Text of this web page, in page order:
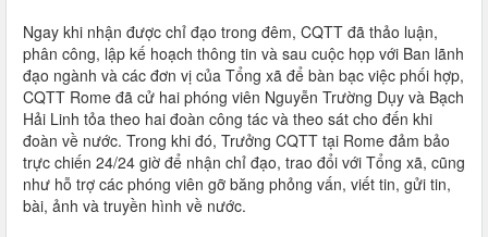
Ngay khi nhận được chỉ đạo trong đêm, CQTT đã thảo luận,
phân công, lập kế hoạch thông tin và sau cuộc họp với Ban lãnh
đạo ngành và các đơn vị của Tổng xã để bàn bạc việc phối hợp,
CQTT Rome đã cử hai phóng viên Nguyễn Trường Dụy và Bạch
Hải Linh tỏa theo hai đoàn công tác và theo sát cho đến khi
đoàn về nước. Trong khi đó, Trưởng CQTT tại Rome đảm bảo
trực chiến 24/24 giờ để nhận chỉ đạo, trao đổi với Tổng xã, cũng
như hỗ trợ các phóng viên gỡ băng phỏng vấn, viết tin, gửi tin,
bài, ảnh và truyền hình về nước.